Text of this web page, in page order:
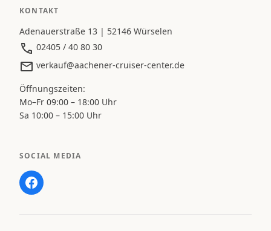
KONTAKT
Adenauerstraße 13 | 52146 Würselen
02405 / 40 80 30
verkauf@aachener-cruiser-center.de
Öffnungszeiten:
Mo–Fr 09:00 – 18:00 Uhr
Sa 10:00 – 15:00 Uhr
SOCIAL MEDIA